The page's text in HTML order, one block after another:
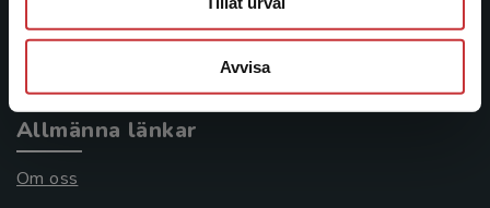
Avvisa
Köpvillkor
Allmänna länkar
Om oss